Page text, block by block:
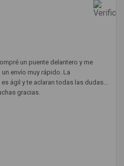
un puente delantero y me
envío muy rápido. La
ágil y te aclaran todas las dudas.
gracias.